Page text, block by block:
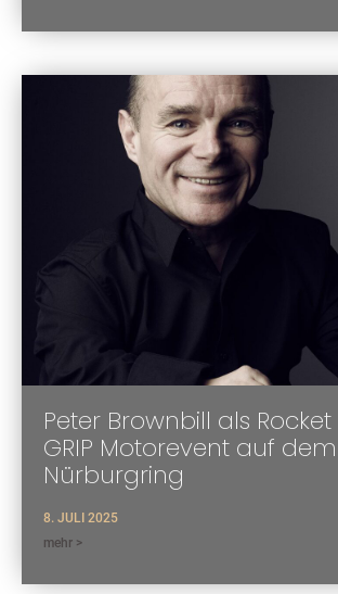
Peter Brownbill als
GRIP Motorevent auf dem
Nürburgring
8. JULI 2025
mehr >